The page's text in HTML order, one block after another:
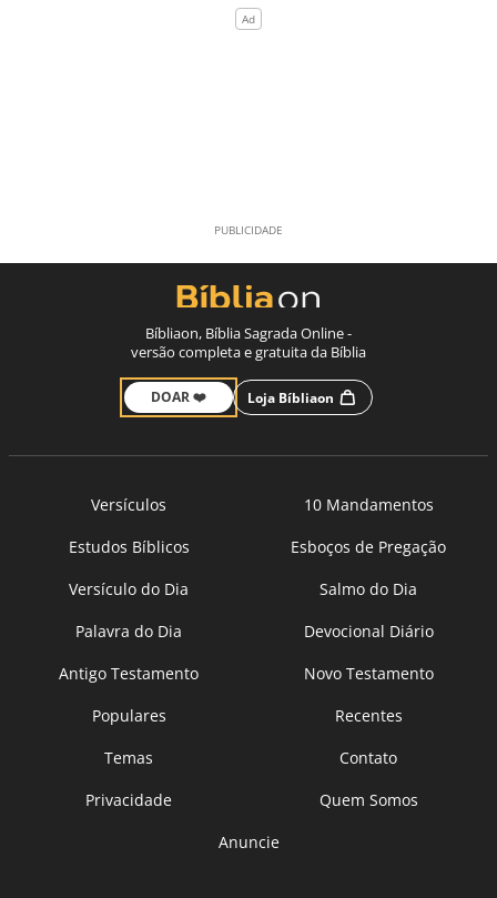
Bíbliaon, Bíblia Sagrada Online -
versão completa e gratuita da Bíblia
DOAR ❤️ Loja Bíbliaon
Versículos
10 Mandamentos
Estudos Bíblicos
Esboços de Pregação
Versículo do Dia
Salmo do Dia
Palavra do Dia
Devocional Diário
Antigo Testamento
Novo Testamento
Populares
Recentes
Temas
Contato
Privacidade
Quem Somos
Anuncie